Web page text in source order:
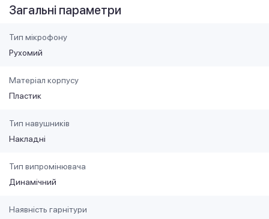
Загальні параметри
Тип мікрофону
Рухомий
Матеріал корпусу
Пластик
Тип навушників
Накладні
Тип випромінювача
Динамічний
Наявність гарнітури